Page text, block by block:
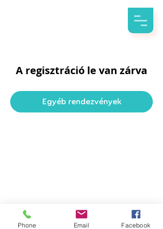
A regisztráció le van zárva
Egyéb rendezvények
Phone Email Facebook